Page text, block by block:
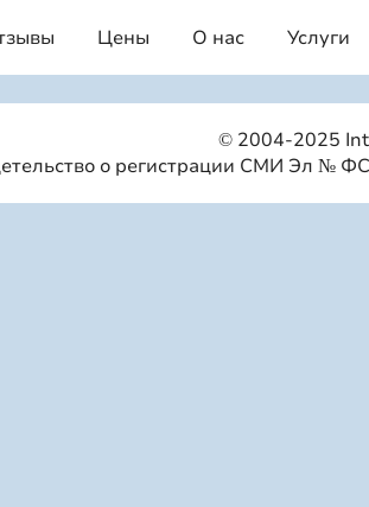
Цены О нас Услуги
© 2004-2025
о регистрации СМИ Эл №